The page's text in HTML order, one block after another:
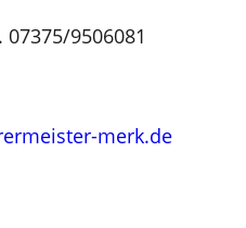
07375/9506081
merk.de